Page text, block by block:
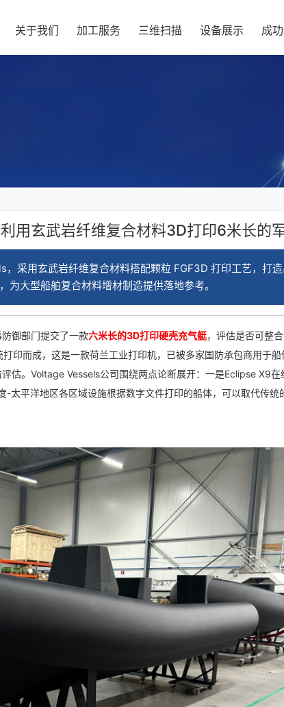
关于我们 加工服务 三维扫描 设备展示 成
用玄武岩纤维复合材料3D打印6米长的
采用玄武岩纤维复合材料搭配颗粒 FGF3D 打印工艺，打
大型船舶复合材料增材制造提供落地参考。
御部门提交了一款六米长的3D打印硬壳充气艇，评估是否可整
印而成，这是一款荷兰工业打印机，已被多家国防承包商用于船
估。Voltage Vessels公司围绕两点论断展开：一是Eclipse X9在
太平洋地区各区域设施根据数字文件打印的船体，可以取代传统